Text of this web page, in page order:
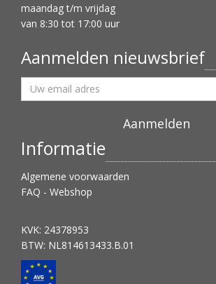
maandag t/m vrijdag
van 8:30 tot 17:00 uur
Aanmelden nieuwsbrief
Informatie
Algemene voorwaarden
FAQ - Webshop
KVK: 24378953
BTW: NL814613433.B.01